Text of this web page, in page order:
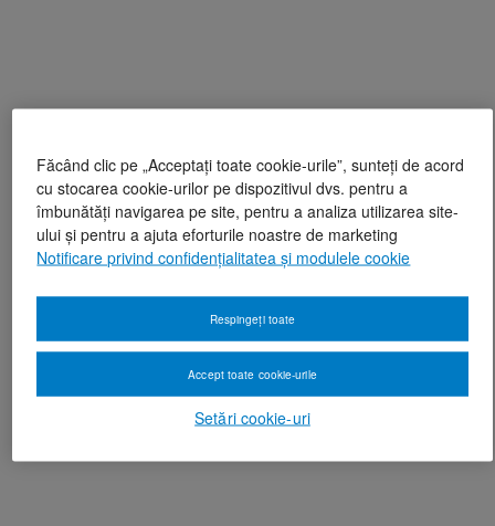
Făcând clic pe „Acceptați toate cookie-urile”, sunteți de acord
cu stocarea cookie-urilor pe dispozitivul dvs. pentru a
îmbunătăți navigarea pe site, pentru a analiza utilizarea site-
ului și pentru a ajuta eforturile noastre de marketing
Notificare privind confidențialitatea și modulele cookie
Setări cookie-uri
Respingeți toate
Accept toate cookie-urile